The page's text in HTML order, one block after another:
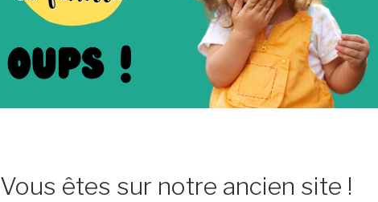
Vous êtes sur notre ancien site !